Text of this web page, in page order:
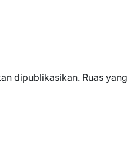
dipublikasikan. Ruas yang